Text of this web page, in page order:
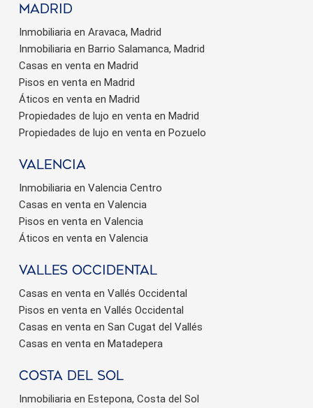
Madrid
Inmobiliaria en Aravaca, Madrid
Inmobiliaria en Barrio Salamanca, Madrid
Casas en venta en Madrid
Pisos en venta en Madrid
Áticos en venta en Madrid
Propiedades de lujo en venta en Madrid
Propiedades de lujo en venta en Pozuelo
valencia
Inmobiliaria en Valencia Centro
Casas en venta en Valencia
Pisos en venta en Valencia
Áticos en venta en Valencia
valles occidental
Casas en venta en Vallés Occidental
Pisos en venta en Vallés Occidental
Casas en venta en San Cugat del Vallés
Casas en venta en Matadepera
Costa del sol
Inmobiliaria en Estepona, Costa del Sol